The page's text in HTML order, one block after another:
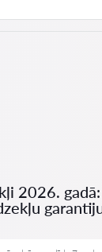
2026.